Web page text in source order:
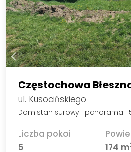
Częstochowa
ul. Kusocińskiego
Dom stan surowy | panorama |
Liczba pokoi
5
174 m